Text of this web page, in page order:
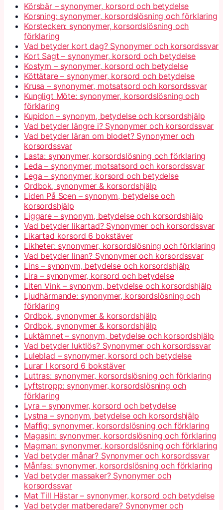
Körsbär – synonymer, korsord och betydelse
Korsning: synonymer, korsordslösning och förklaring
Korstecken: synonymer, korsordslösning och
förklaring
Vad betyder kort dag? Synonymer och korsordssvar
Kort Sagt – synonymer, korsord och betydelse
Kostym – synonymer, korsord och betydelse
Köttätare – synonymer, korsord och betydelse
Krusa – synonymer, motsatsord och korsordssvar
Kungligt Möte: synonymer, korsordslösning och
förklaring
Kupidon – synonym, betydelse och korsordshjälp
Vad betyder längre i? Synonymer och korsordssvar
Vad betyder läran om blodet? Synonymer och
korsordssvar
Lasta: synonymer, korsordslösning och förklaring
Leda – synonymer, motsatsord och korsordssvar
Lega – synonymer, korsord och betydelse
Ordbok, synonymer & korsordshjälp
Liden På Scen – synonym, betydelse och
korsordshjälp
Liggare – synonym, betydelse och korsordshjälp
Vad betyder likartad? Synonymer och korsordssvar
Likartad korsord 6 bokstäver
Likheter: synonymer, korsordslösning och förklaring
Vad betyder linan? Synonymer och korsordssvar
Lins – synonym, betydelse och korsordshjälp
Lira – synonymer, korsord och betydelse
Liten Vink – synonym, betydelse och korsordshjälp
Ljudhärmande: synonymer, korsordslösning och
förklaring
Ordbok, synonymer & korsordshjälp
Ordbok, synonymer & korsordshjälp
Luktämnet – synonym, betydelse och korsordshjälp
Vad betyder luktlös? Synonymer och korsordssvar
Luleblad – synonymer, korsord och betydelse
Lurar I korsord 6 bokstäver
Luttras: synonymer, korsordslösning och förklaring
Lyftstropp: synonymer, korsordslösning och
förklaring
Lyra – synonymer, korsord och betydelse
Lystna – synonym, betydelse och korsordshjälp
Maffig: synonymer, korsordslösning och förklaring
Magasin: synonymer, korsordslösning och förklaring
Magman: synonymer, korsordslösning och förklaring
Vad betyder månar? Synonymer och korsordssvar
Månfas: synonymer, korsordslösning och förklaring
Vad betyder massaker? Synonymer och
korsordssvar
Mat Till Hästar – synonymer, korsord och betydelse
Vad betyder matberedare? Synonymer och